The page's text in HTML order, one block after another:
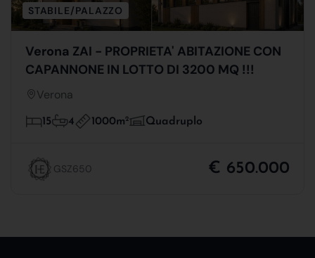
STABILE/PALAZZO
Verona ZAI - PROPRIETA' ABITAZIONE CON
CAPANNONE IN LOTTO DI 3200 MQ !!!
Verona
15 4 1000m2 Quadruplo
GSZ650 € 650.000